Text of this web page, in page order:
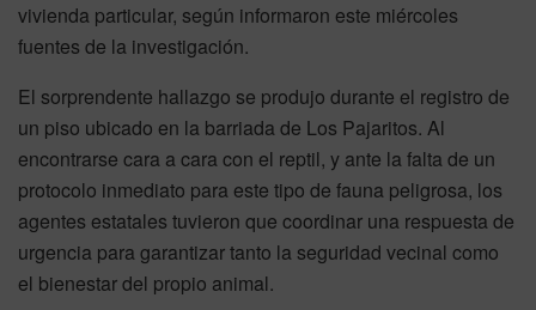
vivienda particular, según informaron este miércoles
fuentes de la investigación.
El sorprendente hallazgo se produjo durante el registro de
un piso ubicado en la barriada de Los Pajaritos. Al
encontrarse cara a cara con el reptil, y ante la falta de un
protocolo inmediato para este tipo de fauna peligrosa, los
agentes estatales tuvieron que coordinar una respuesta de
urgencia para garantizar tanto la seguridad vecinal como
el bienestar del propio animal.